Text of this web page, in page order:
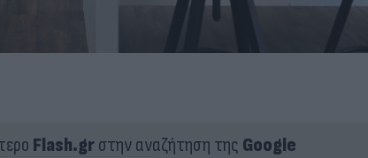
Flash.grστην αναζήτηση της Google